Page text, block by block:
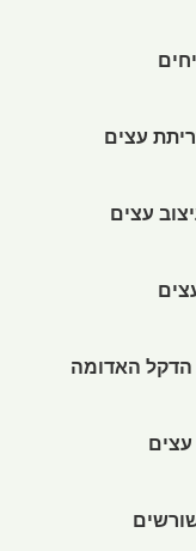
עצים
עצים
הדקל האדומה